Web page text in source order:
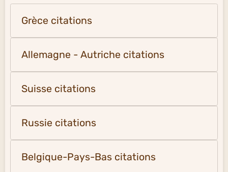
Grèce citations
Allemagne - Autriche citations
Suisse citations
Russie citations
Belgique-Pays-Bas citations